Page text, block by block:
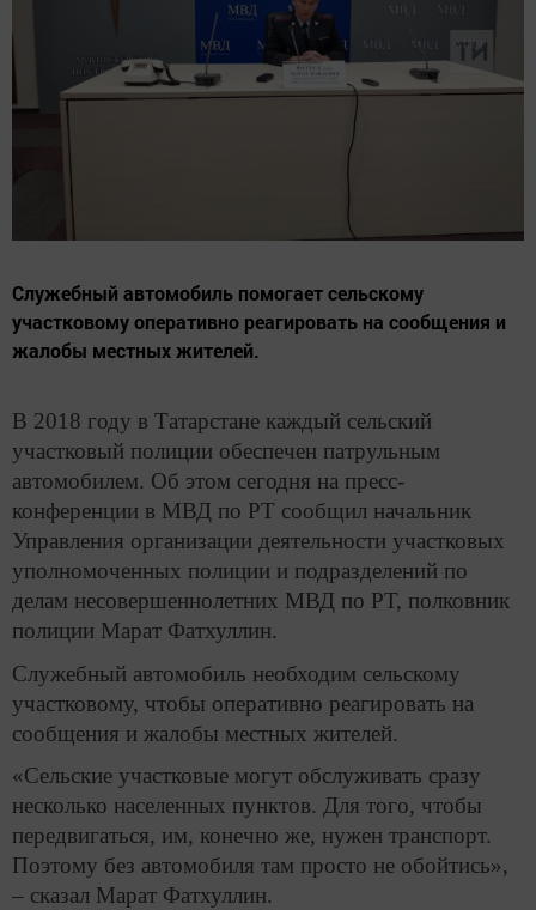
Служебный автомобиль помогает сельскому
участковому оперативно реагировать на сообщения и
жалобы местных жителей.
В 2018 году в Татарстане каждый сельский
участковый полиции обеспечен патрульным
автомобилем. Об этом сегодня на пресс-
конференции в МВД по РТ сообщил начальник
Управления организации деятельности участковых
уполномоченных полиции и подразделений по
делам несовершеннолетних МВД по РТ, полковник
полиции Марат Фатхуллин.
Служебный автомобиль необходим сельскому
участковому, чтобы оперативно реагировать на
сообщения и жалобы местных жителей.
«Сельские участковые могут обслуживать сразу
несколько населенных пунктов. Для того, чтобы
передвигаться, им, конечно же, нужен транспорт.
Поэтому без автомобиля там просто не обойтись»,
– сказал Марат Фатхуллин.